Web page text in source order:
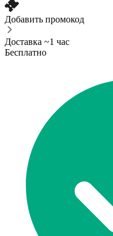
Добавить промокод
Доставка ~1 час
Бесплатно